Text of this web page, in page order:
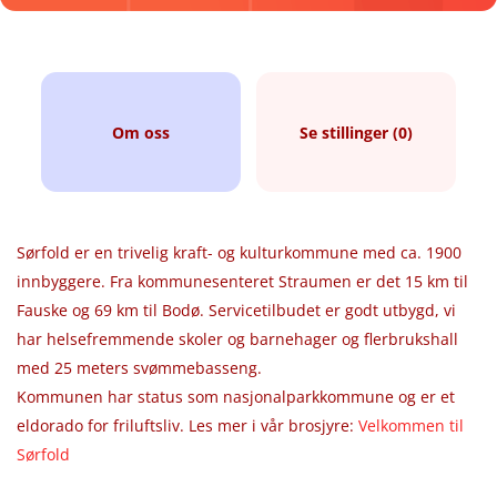
Om oss Se stillinger (0)
Sørfold er en trivelig kraft- og kulturkommune med ca. 1900
innbyggere. Fra kommunesenteret Straumen er det 15 km til
Fauske og 69 km til Bodø. Servicetilbudet er godt utbygd, vi
har helsefremmende skoler og barnehager og flerbrukshall
med 25 meters svømmebasseng.
Kommunen har status som nasjonalparkkommune og er et
eldorado for friluftsliv. Les mer i vår brosjyre: Velkommen til
Sørfold